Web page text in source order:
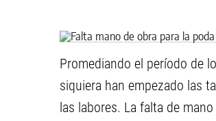
Promediando el período de
siquiera han empezado las
las labores. La falta de